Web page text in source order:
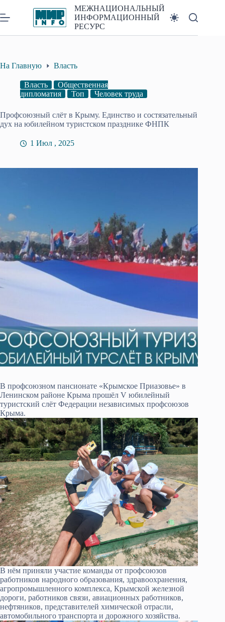
к
сути
МЕЖНАЦИОНАЛЬНЫЙ
ИНФОРМАЦИОННЫЙ
РЕСУРС
На Главную Власть
Власть
Общественная
дипломатия
Топ Человек труда
Профсоюзный слёт в Крыму. Единство и состязательный
дух на юбилейном туристском празднике ФНПК
1 Июл , 2025
В профсоюзном пансионате «Крымское Приазовье» в
Ленинском районе Крыма прошёл V юбилейный
туристский слёт Федерации независимых профсоюзов
Крыма.
В нём приняли участие команды от профсоюзов
работников народного образования, здравоохранения,
агропромышленного комплекса, Крымской железной
дороги, работников связи, авиационных работников,
нефтяников, представителей химической отрасли,
автомобильного транспорта и дорожного хозяйства.